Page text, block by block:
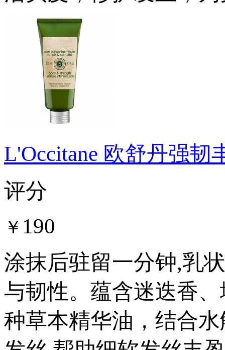
L'Occitane 欧舒丹强韧
评分
￥ 190
涂抹后驻留一分钟,乳
与韧性。蕴含迷迭香
种草本精华油，结合